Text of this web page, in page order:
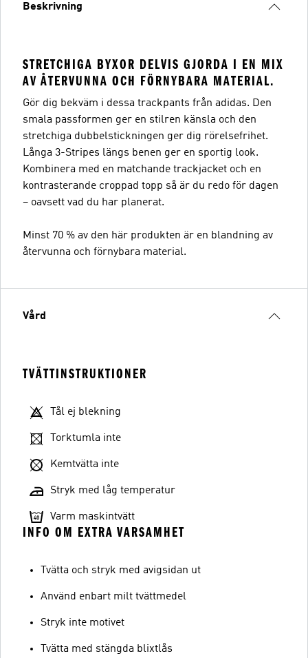
Beskrivning
STRETCHIGA BYXOR DELVIS GJORDA I EN MIX
AV ÅTERVUNNA OCH FÖRNYBARA MATERIAL.
Gör dig bekväm i dessa trackpants från adidas. Den
smala passformen ger en stilren känsla och den
stretchiga dubbelstickningen ger dig rörelsefrihet.
Långa 3-Stripes längs benen ger en sportig look.
Kombinera med en matchande trackjacket och en
kontrasterande croppad topp så är du redo för dagen
– oavsett vad du har planerat.
Minst 70 % av den här produkten är en blandning av
återvunna och förnybara material.
Vård
TVÄTTINSTRUKTIONER
Tål ej blekning
Torktumla inte
Kemtvätta inte
Stryk med låg temperatur
Varm maskintvätt
INFO OM EXTRA VARSAMHET
Tvätta och stryk med avigsidan ut
Använd enbart milt tvättmedel
Stryk inte motivet
Tvätta med stängda blixtlås